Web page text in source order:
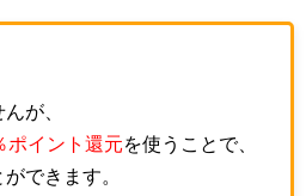
が、
ポイント還元を使うことで、
できます。